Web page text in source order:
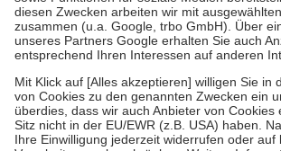
Zuzahlung zehn Prozent der Kosten sowie zehn
Verordnung.
Um das Engagement der Versicherten für ihre
stärken und die besondere Stellung der Familie
fallenkeine Zuzahlungenan bei:
• Kindern und Jugendlichen bis zum
mit Ausnahme der Fahrkosten
• Untersuchungen zur Vorsorge und